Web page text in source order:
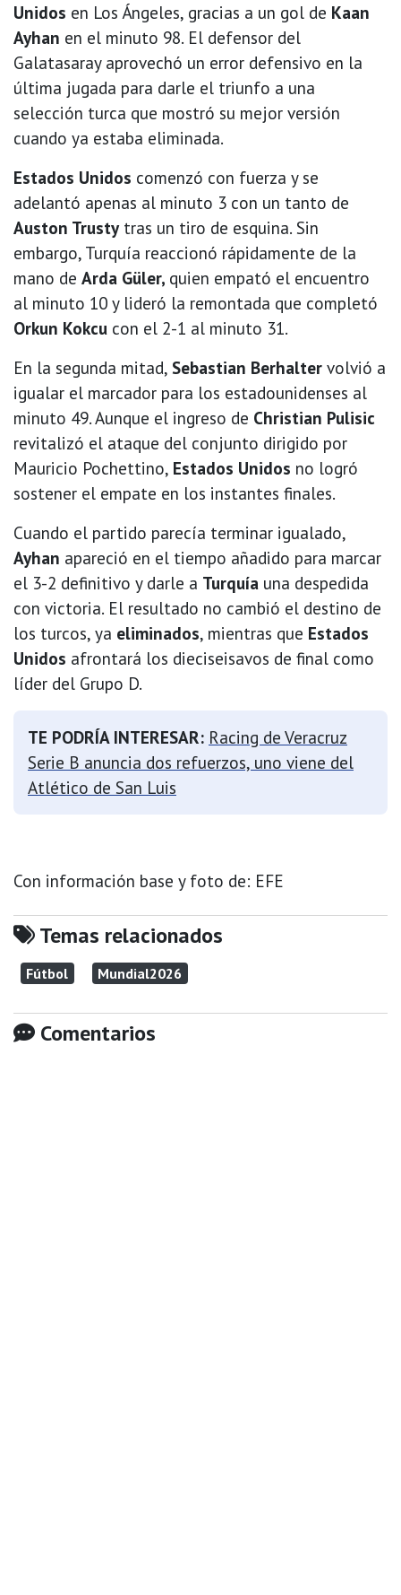
Unidos en Los Ángeles, gracias a un gol de Kaan
Ayhan en el minuto 98. El defensor del
Galatasaray aprovechó un error defensivo en la
última jugada para darle el triunfo a una
selección turca que mostró su mejor versión
cuando ya estaba eliminada.
Estados Unidos comenzó con fuerza y se
adelantó apenas al minuto 3 con un tanto de
Auston Trustytras un tiro de esquina. Sin
embargo, Turquía reaccionó rápidamente de la
mano de Arda Güler, quien empató el encuentro
al minuto 10 y lideró la remontada que completó
Orkun Kokcu con el 2-1 al minuto 31.
En la segunda mitad, Sebastian Berhalter volvió a
igualar el marcador para los estadounidenses al
minuto 49. Aunque el ingreso de Christian Pulisic
revitalizó el ataque del conjunto dirigido por
Mauricio Pochettino, Estados Unidos no logró
sostener el empate en los instantes finales.
Cuando el partido parecía terminar igualado,
Ayhan apareció en el tiempo añadido para marcar
el 3-2 definitivo y darle a Turquía una despedida
con victoria. El resultado no cambió el destino de
los turcos, ya eliminados, mientras que Estados
Unidos afrontará los dieciseisavos de final como
líder del Grupo D.
TE PODRÍA INTERESAR: Racing de Veracruz
Serie B anuncia dos refuerzos, uno viene del
Atlético de San Luis
Con información base y foto de: EFE
Temas relacionados
Fútbol Mundial2026
Comentarios